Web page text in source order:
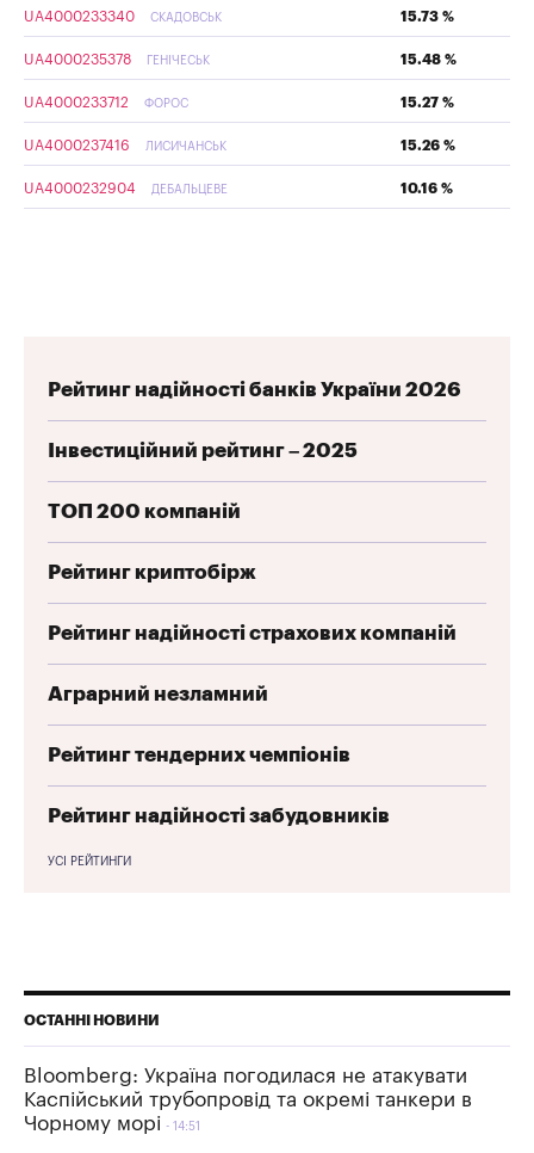
UA4000233340 СКАДОВСЬК 15.73 %
UA4000235378 ГЕНІЧЕСЬК 15.48 %
UA4000233712 ФОРОС 15.27 %
UA4000237416 ЛИСИЧАНСЬК 15.26 %
UA4000232904 ДЕБАЛЬЦЕВЕ 10.16 %
Рейтинг надійності банків України 2026
Інвестиційний рейтинг – 2025
ТОП 200 компаній
Рейтинг криптобірж
Рейтинг надійності страхових компаній
Аграрний незламний
Рейтинг тендерних чемпіонів
Рейтинг надійності забудовників
УСІ РЕЙТИНГИ
ОСТАННІ НОВИНИ
Bloomberg: Україна погодилася не атакувати
Каспійський трубопровід та окремі танкери в
Чорному морі
14:51